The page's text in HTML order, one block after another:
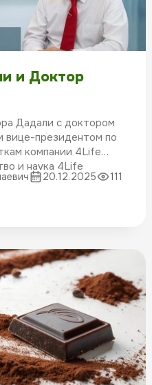
и Доктор
Дадали с доктором
президентом по
компании 4Life
и наука 4Life
20.12.2025
111